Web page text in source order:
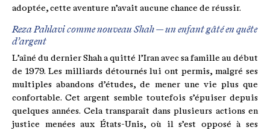
adoptée, cette aventure n’avait aucune chance de réussir.
Reza Pahlavi comme nouveau Shah — un enfant gâté en quête
d’argent
L’aîné du dernier Shah a quitté l’Iran avec sa famille au début
de 1979. Les milliards détournés lui ont permis, malgré ses
multiples abandons d’études, de mener une vie plus que
confortable. Cet argent semble toutefois s’épuiser depuis
quelques années. Cela transparaît dans plusieurs actions en
justice menées aux États-Unis, où il s’est opposé à ses